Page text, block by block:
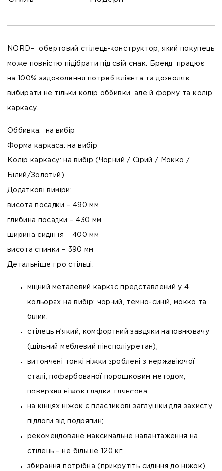
NORD– обертовий стілець-конструктор, який покупець
може повністю підібрати під свій смак. Бренд працює
на 100% задоволення потреб клієнта та дозволяє
вибирати не тільки колір оббивки, але й форму та колір
каркасу.
Оббивка: на вибір
Форма каркаса:на вибір
Колір каркасу: на вибір (Чорний / Сірий / Мокко /
Білий/Золотий)
Додаткові виміри:
висота посадки – 490 мм
глибина посадки – 430 мм
ширина сидіння – 400 мм
висота спинки – 390 мм
Детальніше про стільці:
міцний металевий каркас представлений у 4
кольорах на вибір: чорний, темно-синій, мокко та
білий.
стілець м’який, комфортний завдяки наповнювачу
(щільний меблевий пінополіуретан);
витончені тонкі ніжки зроблені з нержавіючої
сталі, пофарбованої порошковим методом,
поверхня ніжок гладка, глянсова;
на кінцях ніжок є пластикові заглушки для захисту
підлоги від подряпин;
рекомендоване максимальне навантаження на
стілець – не більше 120 кг;
збирання потрібна (прикрутіть сидіння до ніжок),